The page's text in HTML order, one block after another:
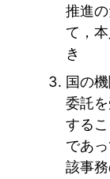
推進
て，
き
国の
委託
する
であ
該事